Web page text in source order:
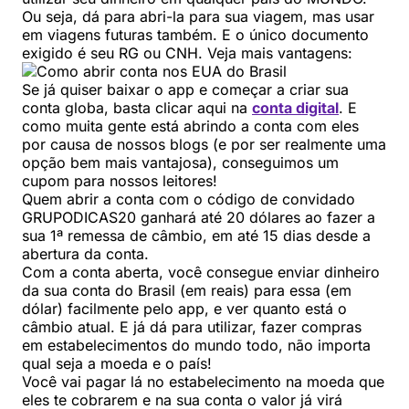
Ou seja, dá para abri-la para sua viagem, mas usar
em viagens futuras também. E o único documento
exigido é seu RG ou CNH. Veja mais vantagens:
Se já quiser baixar o app e começar a criar sua
conta globa, basta clicar aqui na conta digital. E
como muita gente está abrindo a conta com eles
por causa de nossos blogs (e por ser realmente uma
opção bem mais vantajosa), conseguimos um
cupom para nossos leitores!
Quem abrir a conta com o código de convidado
GRUPODICAS20 ganhará até 20 dólares ao fazer a
sua 1ª remessa de câmbio, em até 15 dias desde a
abertura da conta.
Com a conta aberta, você consegue enviar dinheiro
da sua conta do Brasil (em reais) para essa (em
dólar) facilmente pelo app, e ver quanto está o
câmbio atual. E já dá para utilizar, fazer compras
em estabelecimentos do mundo todo, não importa
qual seja a moeda e o país!
Você vai pagar lá no estabelecimento na moeda que
eles te cobrarem e na sua conta o valor já virá